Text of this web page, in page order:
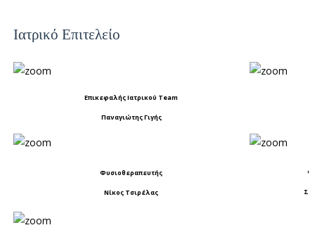
Ιατρικό Επιτελείο
Επικεφαλής Ιατρικού Team
Παναγιώτης Γιγής
Φυσιοθεραπευτής
Νίκος Τσιρέλας